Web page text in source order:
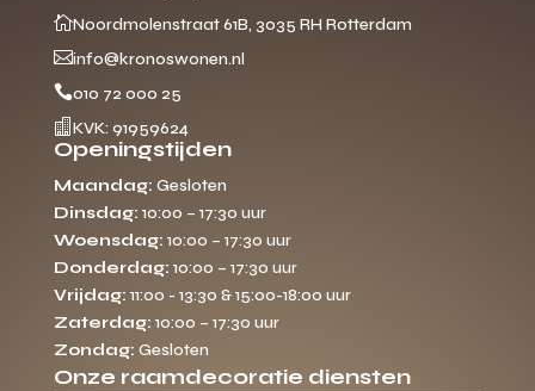
Noordmolenstraat 61B, 3035 RH Rotterdam
info@kronoswonen.nl
010 72 000 25
 KVK: 91959624
Openingstijden
Maandag: Gesloten
Dinsdag: 10:00 – 17:30 uur
Woensdag: 10:00 – 17:30 uur
Donderdag: 10:00 – 17:30 uur
Vrijdag: 11:00 - 13:30 & 15:00-18:00 uur
Zaterdag: 10:00 – 17:30 uur
Zondag: Gesloten
Onze raamdecoratie diensten